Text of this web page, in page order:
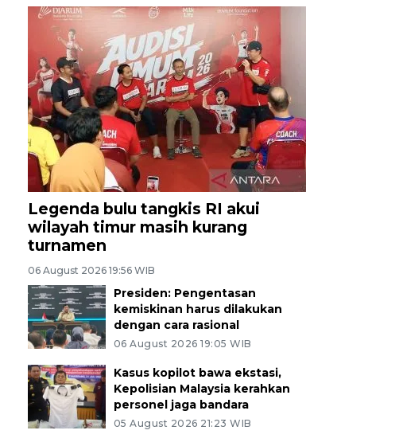
Legenda bulu tangkis RI akui
wilayah timur masih kurang
turnamen
06 August 2026 19:56 WIB
Presiden: Pengentasan
kemiskinan harus dilakukan
dengan cara rasional
06 August 2026 19:05 WIB
Kasus kopilot bawa ekstasi,
Kepolisian Malaysia kerahkan
personel jaga bandara
05 August 2026 21:23 WIB